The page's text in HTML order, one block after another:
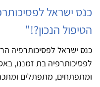
כנס ישראל
הטיפול הנכון?!"
כנס ישראל לפסיכותרפיה
לפסיכותרפיה בת זמננו,
ומתפתחים, מתפתלים